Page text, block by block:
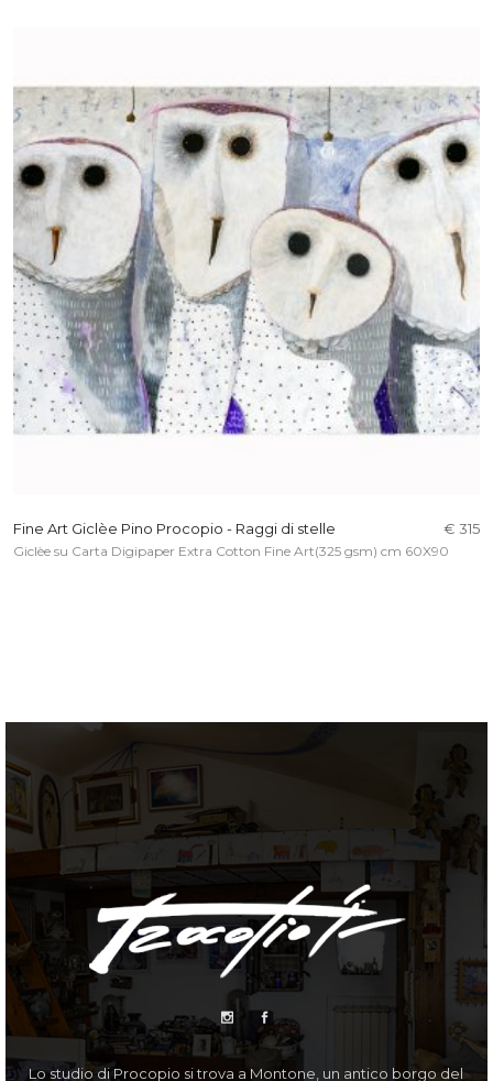
Fine Art Giclèe Pino Procopio - Raggi di stelle € 315
Giclèe su Carta Digipaper Extra Cotton Fine Art(325 gsm) cm 60X90
Lo studio di Procopio si trova a Montone, un antico borgo del